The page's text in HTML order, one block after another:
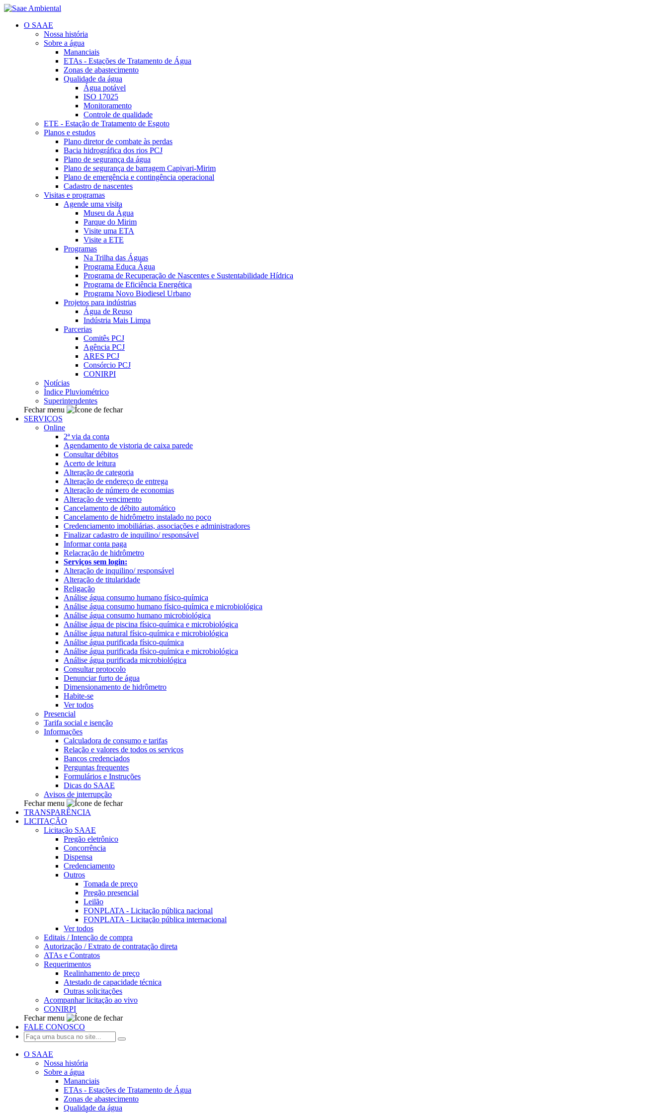
O SAAE
Nossa história
Sobre a água
Mananciais
ETAs - Estações de Tratamento de Água
Zonas de abastecimento
Qualidade da água
Água potável
ISO 17025
Monitoramento
Controle de qualidade
ETE - Estação de Tratamento de Esgoto
Planos e estudos
Plano diretor de combate às perdas
Bacia hidrográfica dos rios PCJ
Plano de segurança da água
Plano de segurança de barragem Capivari-Mirim
Plano de emergência e contingência operacional
Cadastro de nascentes
Visitas e programas
Agende uma visita
Museu da Água
Parque do Mirim
Visite uma ETA
Visite a ETE
Programas
Na Trilha das Águas
Programa Educa Água
Programa de Recuperação de Nascentes e Sustentabilidade Hídrica
Programa de Eficiência Energética
Programa Novo Biodiesel Urbano
Projetos para indústrias
Água de Reuso
Indústria Mais Limpa
Parcerias
Comitês PCJ
Agência PCJ
ARES PCJ
Consórcio PCJ
CONIRPI
Notícias
Índice Pluviométrico
Superintendentes
Fechar menu
SERVIÇOS
Online
2ª via da conta
Agendamento de vistoria de caixa parede
Consultar débitos
Acerto de leitura
Alteração de categoria
Alteração de endereço de entrega
Alteração de número de economias
Alteração de vencimento
Cancelamento de débito automático
Cancelamento de hidrômetro instalado no poço
Credenciamento imobiliárias, associações e administradores
Finalizar cadastro de inquilino/ responsável
Informar conta paga
Relacração de hidrômetro
Serviços sem login:
Alteração de inquilino/ responsável
Alteração de titularidade
Religação
Análise água consumo humano físico-química
Análise água consumo humano físico-química e microbiológica
Análise água consumo humano microbiológica
Análise água de piscina físico-química e microbiológica
Análise água natural físico-química e microbiológica
Análise água purificada físico-química
Análise água purificada físico-química e microbiológica
Análise água purificada microbiológica
Consultar protocolo
Denunciar furto de água
Dimensionamento de hidrômetro
Habite-se
Ver todos
Presencial
Tarifa social e isenção
Informações
Calculadora de consumo e tarifas
Relação e valores de todos os serviços
Bancos credenciados
Perguntas frequentes
Formulários e Instruções
Dicas do SAAE
Avisos de interrupção
Fechar menu
TRANSPARÊNCIA
LICITAÇÃO
Licitação SAAE
Pregão eletrônico
Concorrência
Dispensa
Credenciamento
Outros
Tomada de preço
Pregão presencial
Leilão
FONPLATA - Licitação pública nacional
FONPLATA - Licitação pública internacional
Ver todos
Editais / Intenção de compra
Autorização / Extrato de contratação direta
ATAs e Contratos
Requerimentos
Realinhamento de preço
Atestado de capacidade técnica
Outras solicitações
Acompanhar licitação ao vivo
CONIRPI
Fechar menu
FALE CONOSCO
O SAAE
Nossa história
Sobre a água
Mananciais
ETAs - Estações de Tratamento de Água
Zonas de abastecimento
Qualidade da água